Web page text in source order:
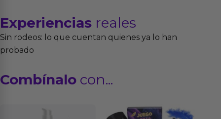
Experiencias reales
Sin rodeos: lo que cuentan quienes ya lo han
probado
Combínalo con...